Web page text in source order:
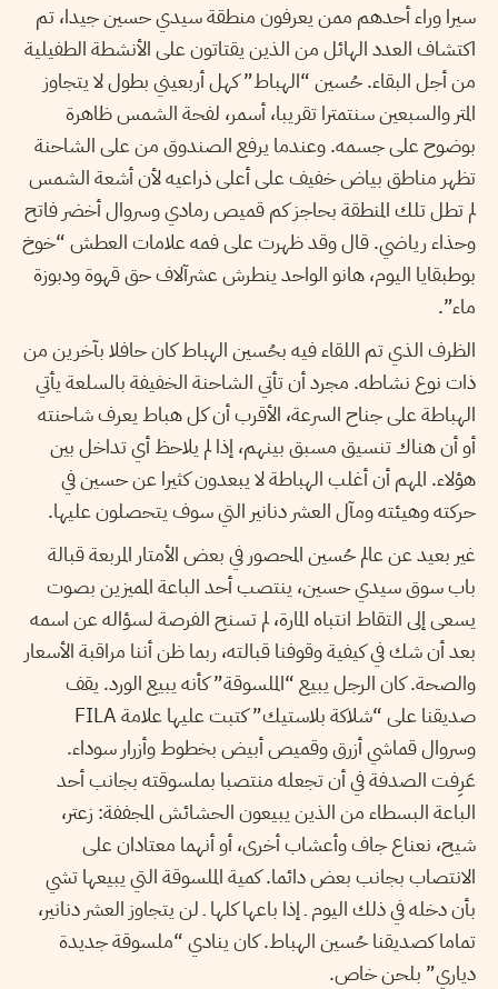
سيرا وراء أحدهم ممن يعرفون منطقة سيدي حسين جيدا، تم
اكتشاف العدد الهائل من الذين يقتاتون على الأنشطة الطفيلية
من أجل البقاء. حُسين “الهباط” كهل أربعيني بطول لا يتجاوز
المتر والسبعين سنتمترا تقريبا، أسمر، لفحة الشمس ظاهرة
بوضوح على جسمه. وعندما يرفع الصندوق من على الشاحنة
تظهر مناطق بياض خفيف على أعلى ذراعيه لأن أشعة الشمس
لم تطل تلك المنطقة بحاجز كم قميص رمادي وسروال أخضر فاتح
وحذاء رياضي. قال وقد ظهرت على فمه علامات العطش “خوخ
بوطبقايا اليوم، هانو الواحد ينطرش عشرآلاف حق قهوة ودبوزة
ماء”.
الظرف الذي تم اللقاء فيه بحُسين الهباط كان حافلا بآخرين من
ذات نوع نشاطه. مجرد أن تأتي الشاحنة الخفيفة بالسلعة يأتي
الهباطة على جناح السرعة، الأقرب أن كل هباط يعرف شاحنته
أو أن هناك تنسيق مسبق بينهم، إذا لم يلاحظ أي تداخل بين
هؤلاء. المهم أن أغلب الهباطة لا يبعدون كثيرا عن حسين في
حركته وهيئته ومآل العشر دنانير التي سوف يتحصلون عليها.
غير بعيد عن عالم حُسين المحصور في بعض الأمتار المربعة قبالة
باب سوق سيدي حسين، ينتصب أحد الباعة المميزين بصوت
يسعى إلى التقاط انتباه المارة، لم تسنح الفرصة لسؤاله عن اسمه
بعد أن شك في كيفية وقوفنا قبالته، ربما ظن أننا مراقبة الأسعار
والصحة. كان الرجل يبيع “الملسوقة” كأنه يبيع الورد. يقف
صديقنا على “شلاكة بلاستيك” كتبت عليها علامة FILA
وسروال قماشي أزرق وقميص أبيض بخطوط وأزرار سوداء.
عَرِفت الصدفة في أن تجعله منتصبا بملسوقته بجانب أحد
الباعة البسطاء من الذين يبيعون الحشائش المجففة: زعتر،
شيح، نعناع جاف وأعشاب أخرى، أو أنهما معتادان على
الانتصاب بجانب بعض دائما. كمية الملسوقة التي يبيعها تشي
بأن دخله في ذلك اليوم ـ إذا باعها كلها ـ لن يتجاوز العشر دنانير،
تماما كصديقنا حُسين الهباط. كان ينادي “ملسوقة جديدة
دياري” بلحن خاص.